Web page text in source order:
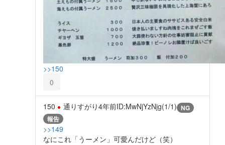
>>150
0
150 通りすがり4年前ID:MwNjYzNjg(1/1) NG
報告
>>149
なにこれ「うーメン」可愛んだけど（笑）